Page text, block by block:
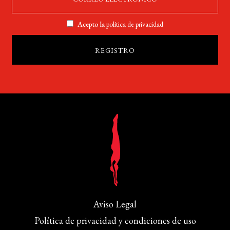
Acepto lapolítica de privacidad
Aviso Legal
Política de privacidad y condiciones de uso